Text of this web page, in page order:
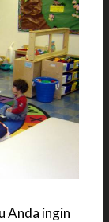
Anda ingin